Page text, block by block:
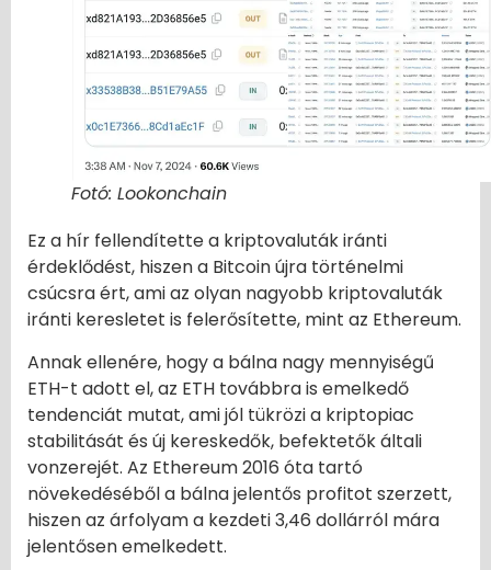
Fotó: Lookonchain
Ez a hír fellendítette a kriptovaluták iránti
érdeklődést, hiszen a Bitcoin újra történelmi
csúcsra ért, ami az olyan nagyobb kriptovaluták
iránti keresletet is felerősítette, mint az Ethereum.
Annak ellenére, hogy a bálna nagy mennyiségű
ETH-t adott el, az ETH továbbra is emelkedő
tendenciát mutat, ami jól tükrözi a kriptopiac
stabilitását és új kereskedők, befektetők általi
vonzerejét. Az Ethereum 2016 óta tartó
növekedéséből a bálna jelentős profitot szerzett,
hiszen az árfolyam a kezdeti 3,46 dollárról mára
jelentősen emelkedett.